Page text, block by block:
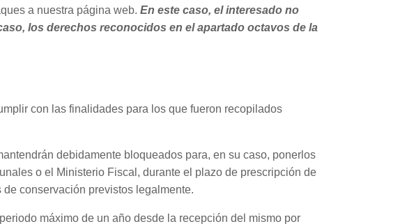
a nuestra página web. En este caso, el interesado no
los derechos reconocidos en el apartado octavos de la
con las finalidades para los que fueron recopilados
debidamente bloqueados para, en su caso, ponerlos
o el Ministerio Fiscal, durante el plazo de prescripción de
conservación previstos legalmente.
máximo de un año desde la recepción del mismo por